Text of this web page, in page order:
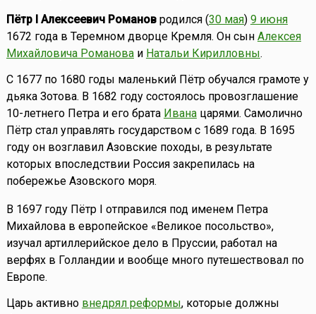
Пётр I Алексеевич Романовродился (30 мая) 9 июня
1672 года в Теремном дворце Кремля. Он сын Алексея
Михайловича Романоваи Натальи Кирилловны.
С 1677 по 1680 годы маленький Пётр обучался грамоте у
дьяка Зотова. В 1682 году состоялось провозглашение
10-летнего Петра и его брата Иванацарями. Самолично
Пётр стал управлять государством с 1689 года. В 1695
году он возглавил Азовские походы, в результате
которых впоследствии Россия закрепилась на
побережье Азовского моря.
В 1697 году Пётр I отправился под именем Петра
Михайлова в европейское «Великое посольство»,
изучал артиллерийское дело в Пруссии, работал на
верфях в Голландии и вообще много путешествовал по
Европе.
Царь активно внедрял реформы, которые должны